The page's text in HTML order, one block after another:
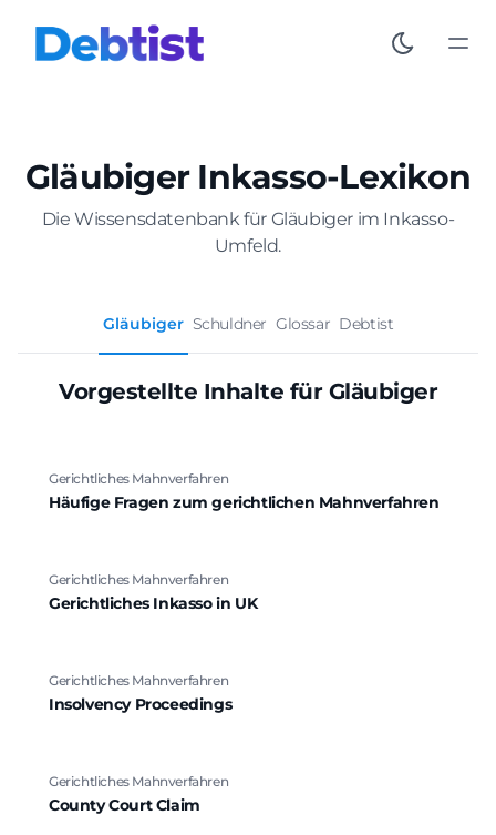
Gläubiger Inkasso-Lexikon
Die Wissensdatenbank für Gläubiger im Inkasso-
Umfeld.
Gläubiger Schuldner Glossar Debtist
Vorgestellte Inhalte für Gläubiger
Gerichtliches Mahnverfahren
Häufige Fragen zum gerichtlichen Mahnverfahren
Gerichtliches Mahnverfahren
Gerichtliches Inkasso in UK
Gerichtliches Mahnverfahren
Insolvency Proceedings
Gerichtliches Mahnverfahren
County Court Claim